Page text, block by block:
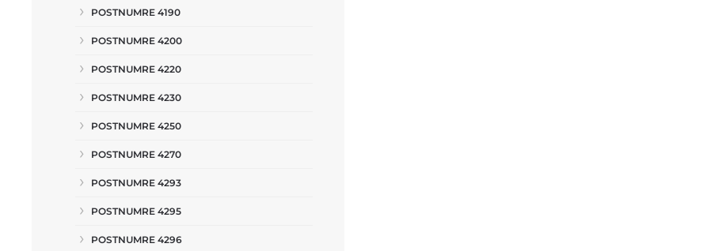
POSTNUMRE 4190
POSTNUMRE 4200
POSTNUMRE 4220
POSTNUMRE 4230
POSTNUMRE 4250
POSTNUMRE 4270
POSTNUMRE 4293
POSTNUMRE 4295
POSTNUMRE 4296